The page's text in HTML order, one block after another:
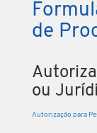
de
ou
Autorização para